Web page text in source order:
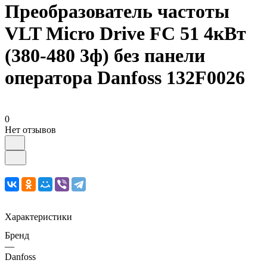
Преобразователь частоты
VLT Micro Drive FC 51 4кВт
(380-480 3ф) без панели
оператора Danfoss 132F0026
0
Нет отзывов
Характеристики
Бренд
—
Danfoss